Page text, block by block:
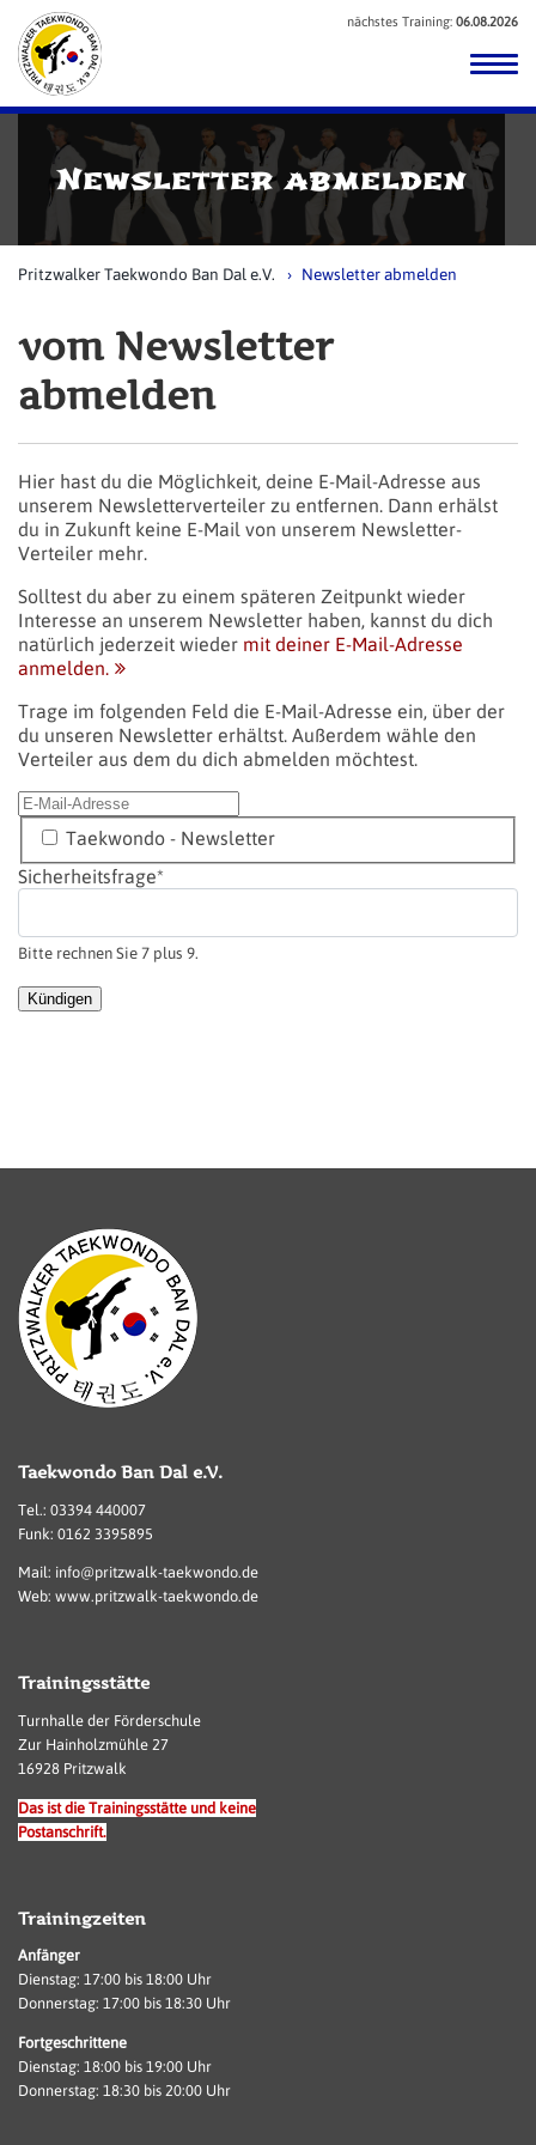
nächstes Training: 06.08.2026
Newsletter abmelden
Pritzwalker Taekwondo Ban Dal e.V. Newsletter abmelden
vom Newsletter
abmelden
Hier hast du die Möglichkeit, deine E-Mail-Adresse aus
unserem Newsletterverteiler zu entfernen. Dann erhälst
du in Zukunft keine E-Mail von unserem Newsletter-
Verteiler mehr.
Solltest du aber zu einem späteren Zeitpunkt wieder
Interesse an unserem Newsletter haben, kannst du dich
natürlich jederzeit wieder mit deiner E-Mail-Adresse
anmelden.
Trage im folgenden Feld die E-Mail-Adresse ein, über der
du unseren Newsletter erhältst. Außerdem wähle den
Verteiler aus dem du dich abmelden möchtest.
E-Mail-Adresse
Verteiler
Taekwondo - Newsletter
Pflichtfeld
Sicherheitsfrage*
Bitte rechnen Sie 7 plus 9.
Kündigen
Taekwondo Ban Dal e.V.
Tel.: 03394 440007
Funk: 0162 3395895
Mail: info@pritzwalk-taekwondo.de
Web: www.pritzwalk-taekwondo.de
Trainingsstätte
Turnhalle der Förderschule
Zur Hainholzmühle 27
16928 Pritzwalk
Das ist die Trainingsstätte und keine
Postanschrift.
Trainingzeiten
Anfänger
Dienstag: 17:00 bis 18:00 Uhr
Donnerstag: 17:00 bis 18:30 Uhr
Fortgeschrittene
Dienstag: 18:00 bis 19:00 Uhr
Donnerstag: 18:30 bis 20:00 Uhr